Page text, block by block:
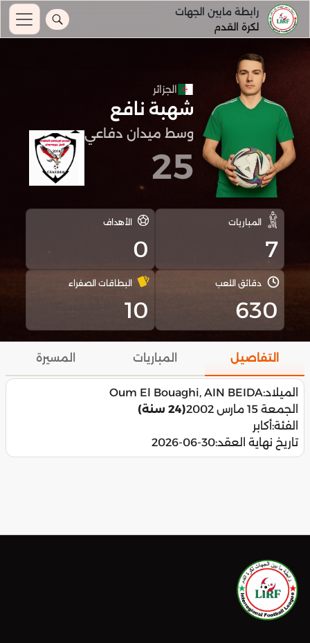
رابطة مابين الجهات
لكرة القدم
الجزائر
شهبة نافع
وسط ميدان دفاعي
25
المباريات
7
الأهداف
0
دقائق اللعب
630
البطاقات الصفراء
10
التفاصيل المباريات المسيرة
الميلاد:Oum El Bouaghi, AIN BEIDA
الجمعة 15 مارس 2002
(24 سنة)
الفئة:أكابر
تاريخ نهاية العقد:2026-06-30